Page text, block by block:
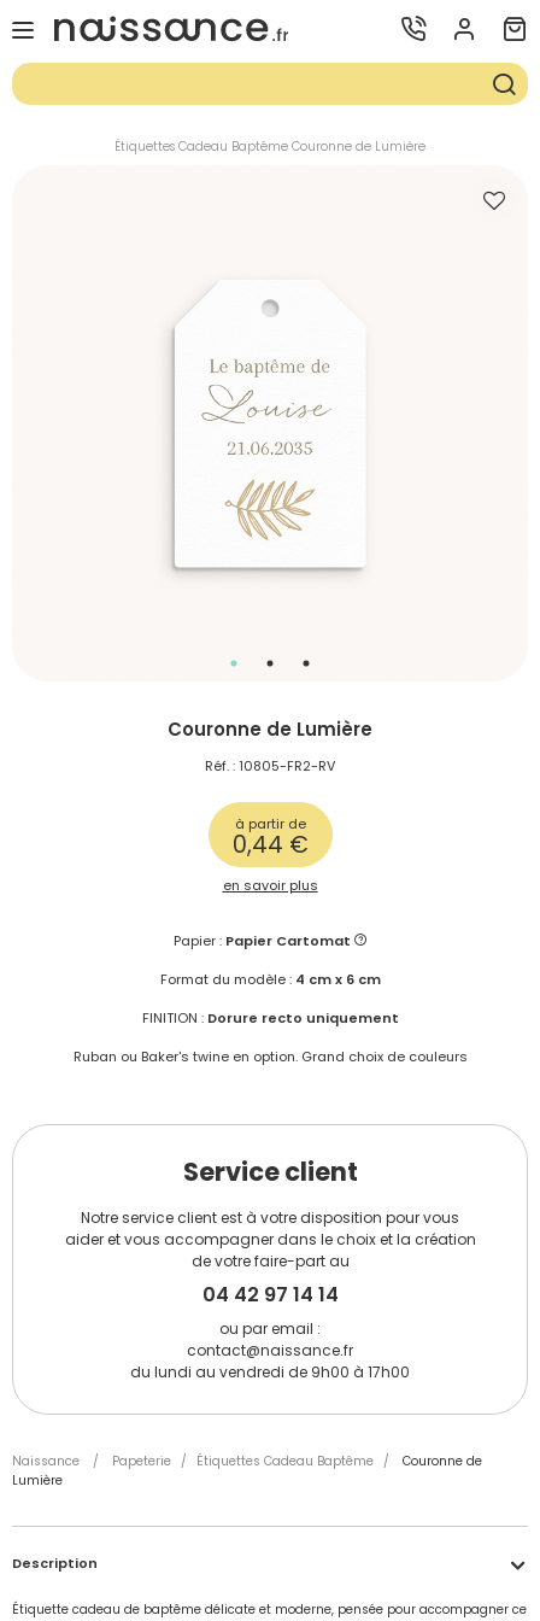
Étiquettes Cadeau Baptême Couronne de Lumière
Couronne de Lumière
Réf. : 10805-FR2-RV
à partir de
0,44 €
en savoir plus
Papier :Papier Cartomat
Format du modèle : 4 cm x 6 cm
FINITION : Dorure recto uniquement
Ruban ou Baker's twine en option. Grand choix de couleurs
Service client
Notre service client est à votre disposition pour vous
aider et vous accompagner dans le choix et la création
de votre faire-part au
04 42 97 14 14
ou par email :
contact@naissance.fr
du lundi au vendredi de 9h00 à 17h00
Naissance / Papeterie / Étiquettes Cadeau Baptême /
Couronne de
Lumière
Description
Étiquette cadeau de baptême délicate et moderne, pensée pour accompagner ce